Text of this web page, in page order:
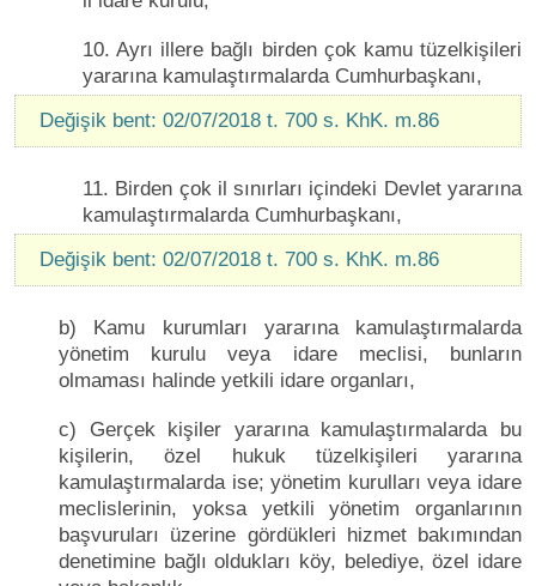
10. Ayrı illere bağlı birden çok kamu tüzelkişileri
yararına kamulaştırmalarda Cumhurbaşkanı,
Değişik bent: 02/07/2018 t. 700 s. KhK. m.86
11. Birden çok il sınırları içindeki Devlet yararına
kamulaştırmalarda Cumhurbaşkanı,
Değişik bent: 02/07/2018 t. 700 s. KhK. m.86
b) Kamu kurumları yararına kamulaştırmalarda
yönetim kurulu veya idare meclisi, bunların
olmaması halinde yetkili idare organları,
c) Gerçek kişiler yararına kamulaştırmalarda bu
kişilerin, özel hukuk tüzelkişileri yararına
kamulaştırmalarda ise; yönetim kurulları veya idare
meclislerinin, yoksa yetkili yönetim organlarının
başvuruları üzerine gördükleri hizmet bakımından
denetimine bağlı oldukları köy, belediye, özel idare